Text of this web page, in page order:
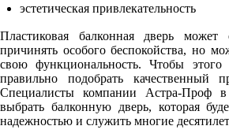
эстетическая привлекательность
Пластиковая балконная дверь
причинять особого беспокойства, но
свою функциональность. Чтобы
правильно подобрать качественный
Специалисты компании Астра-Проф
выбрать балконную дверь, которая
надежностью и служить многие